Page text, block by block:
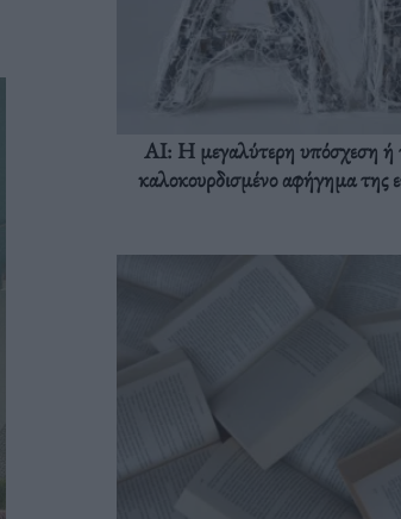
AI: Η μεγαλύτερη υπόσχεση ή
καλοκουρδισμένο αφήγημα της